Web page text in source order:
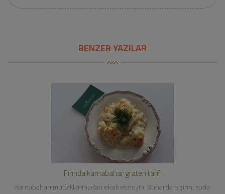
BENZER YAZILAR
Fırında karnabahar graten tarifi
Karnabaharı mutfaklarınızdan eksik etmeyin. Buharda pişirin, suda